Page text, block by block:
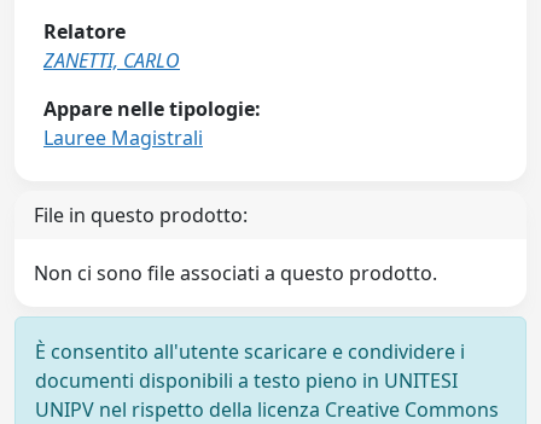
Relatore
ZANETTI, CARLO
Appare nelle tipologie:
Lauree Magistrali
File in questo prodotto:
Non ci sono file associati a questo prodotto.
È consentito all'utente scaricare e condividere i
documenti disponibili a testo pieno in UNITESI
UNIPV nel rispetto della licenza Creative Commons